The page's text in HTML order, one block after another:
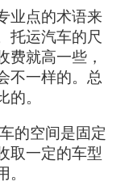
业点的术语来
托运汽车的尺
费就高一些，
不一样的。总
的。
的空间是固定
取一定的车型